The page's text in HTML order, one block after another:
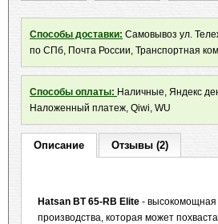
Способы доставки: Самовывоз ул.
по СПб, Почта России, Транспортная
Способы оплаты: Наличные, Яндекс
Наложенный платеж, Qiwi, WU
Описание Отзывы (2)
Hatsan BT 65-RB Elite - высокомощная
производства, которая может